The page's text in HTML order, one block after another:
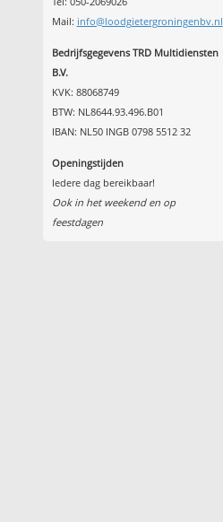
Mail: info@loodgietergroningenbv.nl
Bedrijfsgegevens TRD Multidiensten
B.V.
KVK: 88068749
BTW: NL8644.93.496.B01
IBAN: NL50 INGB 0798 5512 32
Openingstijden
Iedere dag bereikbaar!
Ook in het weekend en op
feestdagen